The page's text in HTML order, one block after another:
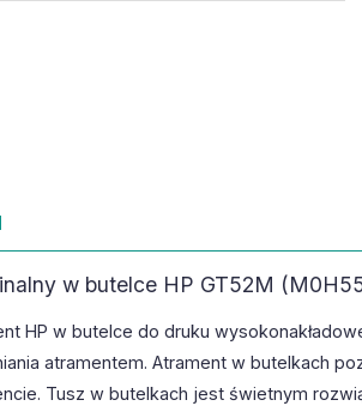
w butelce HP GT52M
HP w butelce do druku
atramentem. Atrament w butelkach
Tusz w butelkach jest świetnym